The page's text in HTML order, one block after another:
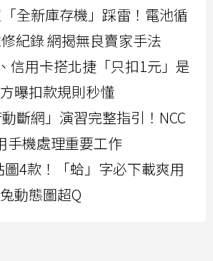
全新庫存機」踩雷！電池循
紀錄 網揭無良賣家手法
信用卡搭北捷「只扣1元」是
曝扣款規則秒懂
斷網」演習完整指引！NCC
手機處理重要工作
圖4款！「蛤」字必下載爽用
動態圖超Q